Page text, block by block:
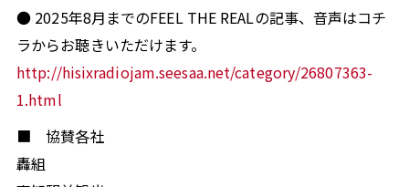
● 2025年8月までのFEEL THE REALの記事、音声はコチ
ラからお聴きいただけます。
http://hisixradiojam.seesaa.net/category/26807363-
1.html
■ 協賛各社
轟組